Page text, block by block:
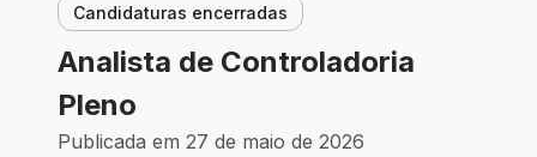
Candidaturas encerradas
Analista de Controladoria
Pleno
Publicada em 27 de maio de 2026